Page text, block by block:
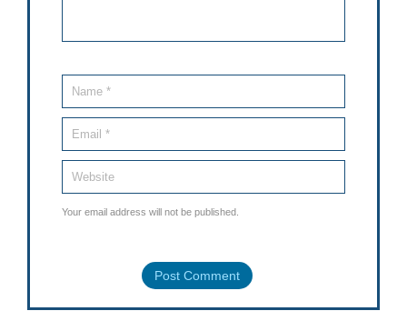
Your email address will not be published.